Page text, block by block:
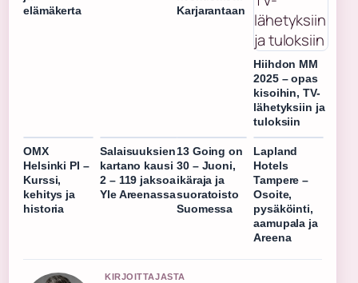
elämäkerta
Karjarantaan
Hiihdon MM
2025 – opas
kisoihin, TV-
lähetyksiin ja
tuloksiin
OMX
Helsinki PI –
Kurssi,
kehitys ja
historia
Salaisuuksien
kartano kausi
2 – 119 jaksoa
Yle Areenassa
13 Going on
30 – Juoni,
ikäraja ja
suoratoisto
Suomessa
Lapland
Hotels
Tampere –
Osoite,
pysäköinti,
aamupala ja
Areena
KIRJOITTAJASTA